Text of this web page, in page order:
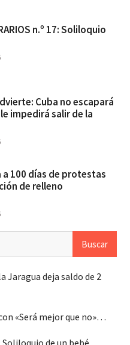
n.º 17: Soliloquio
Cuba no escapará
impedirá salir de la
a 100 días de protestas
de relleno
Jaragua deja saldo de 2
«Será mejor que no»…